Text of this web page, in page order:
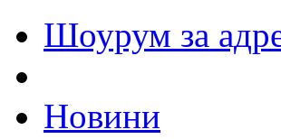
Шоурум за
Новини